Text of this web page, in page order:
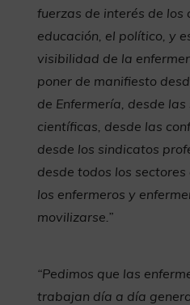
fuerzas de interés de los
educación, el político, y
visibilidad de la
poner de manifiesto
de Enfermería, desde
científicas, desde las
desde los sindicatos
desde todos los
los enfermeros y
movilizarse.”
“Pedimos que las
trabajan día a día